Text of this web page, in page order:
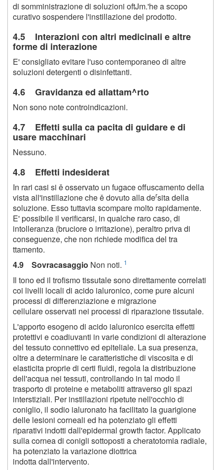
di somministrazione di soluzioni oftJm.'he a scopo
curativo sospendere l'instillazione del prodotto.
4.5 Interazioni con altri medicinali e altre
forme di interazione
E' consigliato evitare l'uso contemporaneo di altre
soluzioni detergenti o disinfettanti.
4.6 Gravidanza ed allattam^rto
Non sono note controindicazioni.
4.7 Effetti sulla ca pacita di guidare e di
usare macchinari
Nessuno.
4.8 Effetti indesiderat
In rari casi si ě osservato un fugace offuscamento della
vista all'instillazione che ě dovuto alla dersita della
soluzione. Esso tuttavia scompare molto rapidamente.
E' possibile il verificarsi, in qualche raro caso, di
intolleranza (bruciore o irritazione), peraltro priva di
conseguenze, che non richiede modifica del tra
ttamento.
4.9 Sovracasaggio Non noti. 1
Il tono ed il trofismo tissutale sono direttamente correlati
coi livelli locali di acido ialuronico, come pure alcuni
processi di differenziazione e migrazione
cellulare osservati nei processi di riparazione tissutale.
L'apporto esogeno di acido ialuronico esercita effetti
protettivi e coadiuvanti in varie condizioni di alterazione
del tessuto connettivo ed epiteliale. La sua presenza,
oltre a determinare le caratteristiche di viscosita e di
elasticita proprie di certi fluidi, regola la distribuzione
dell'acqua nei tessuti, controllando in tal modo il
trasporto di proteine e metaboliti attraverso gli spazi
interstiziali. Per instillazioni ripetute nell'occhio di
coniglio, il sodio ialuronato ha facilitato la guarigione
delle lesioni corneali ed ha potenziato gli effetti
riparativi indotti dall'epidermal growth factor. Applicato
sulla cornea di conigli sottoposti a cheratotomia radiale,
ha potenziato la variazione diottrica
indotta dall'intervento.